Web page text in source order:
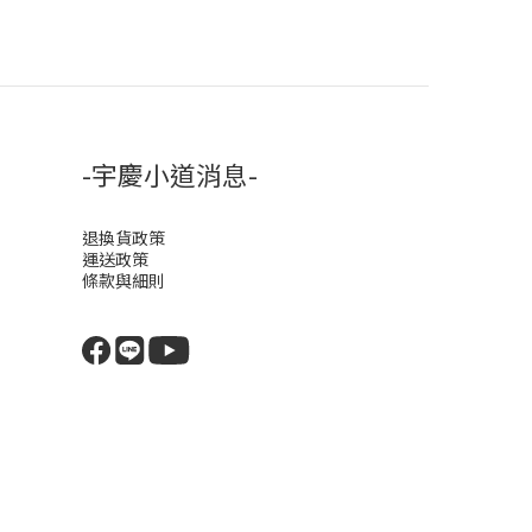
-宇慶小道消息-
退換貨政策
運送政策
條款與細則